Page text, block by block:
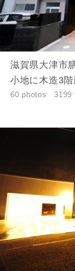
滋賀県大津市
小地に木造3階
60 photos 3199